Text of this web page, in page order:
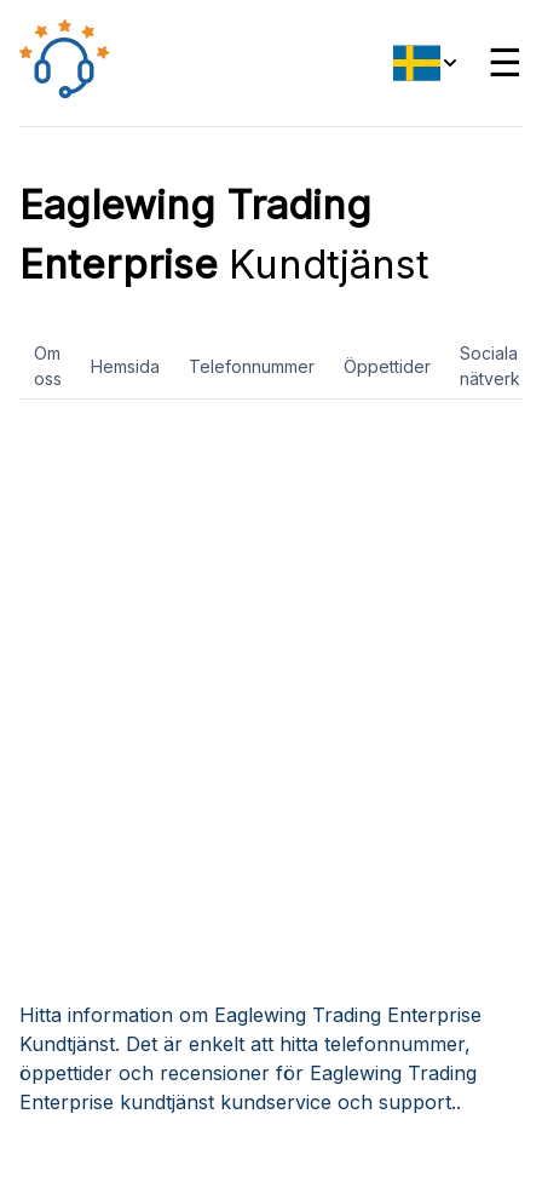
☰
Eaglewing Trading
Enterprise Kundtjänst
Om
oss
Hemsida Telefonnummer Öppettider
Sociala
nätverk
Hitta information om Eaglewing Trading Enterprise
Kundtjänst. Det är enkelt att hitta telefonnummer,
öppettider och recensioner för Eaglewing Trading
Enterprise kundtjänst kundservice och support..